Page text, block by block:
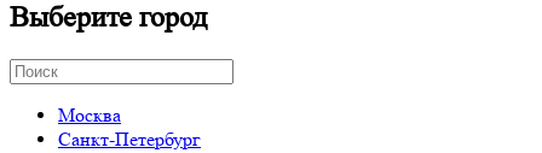
Выберите город
Москва
Санкт-Петербург